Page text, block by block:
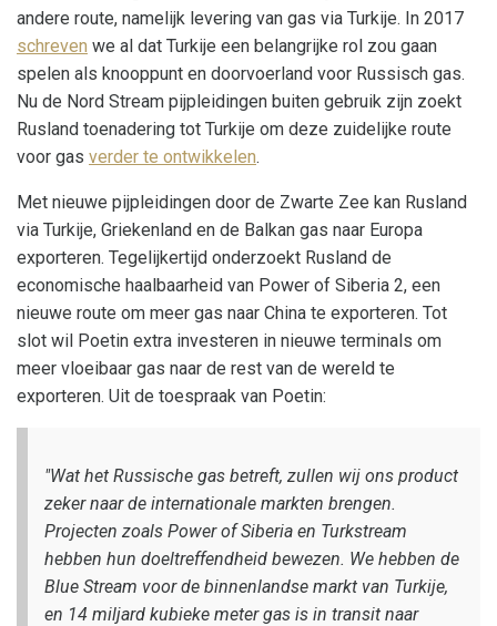
andere route, namelijk levering van gas via Turkije. In 2017
schreven we al dat Turkije een belangrijke rol zou gaan
spelen als knooppunt en doorvoerland voor Russisch gas.
Nu de Nord Stream pijpleidingen buiten gebruik zijn zoekt
Rusland toenadering tot Turkije om deze zuidelijke route
voor gas verder te ontwikkelen.
Met nieuwe pijpleidingen door de Zwarte Zee kan Rusland
via Turkije, Griekenland en de Balkan gas naar Europa
exporteren. Tegelijkertijd onderzoekt Rusland de
economische haalbaarheid van Power of Siberia 2, een
nieuwe route om meer gas naar China te exporteren. Tot
slot wil Poetin extra investeren in nieuwe terminals om
meer vloeibaar gas naar de rest van de wereld te
exporteren. Uit de toespraak van Poetin:
"Wat het Russische gas betreft, zullen wij ons product
zeker naar de internationale markten brengen.
Projecten zoals Power of Siberia en Turkstream
hebben hun doeltreffendheid bewezen. We hebben de
Blue Stream voor de binnenlandse markt van Turkije,
en 14 miljard kubieke meter gas is in transit naar